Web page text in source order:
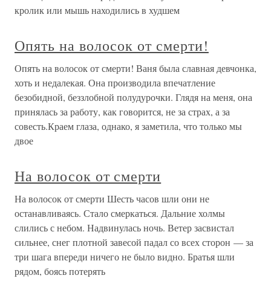
кролик или мышь находились в худшем
Опять на волосок от смерти!
Опять на волосок от смерти! Ваня была славная девчонка,
хоть и недалекая. Она производила впечатление
безобидной, беззлобной полудурочки. Глядя на меня, она
принялась за работу, как говорится, не за страх, а за
совесть.Краем глаза, однако, я заметила, что только мы
двое
На волосок от смерти
На волосок от смерти Шесть часов шли они не
останавливаясь. Стало смеркаться. Дальние холмы
слились с небом. Надвинулась ночь. Ветер засвистал
сильнее, снег плотной завесой падал со всех сторон — за
три шага впереди ничего не было видно. Братья шли
рядом, боясь потерять